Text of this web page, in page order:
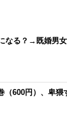
なる？→既婚男女
（600円）、卑猥